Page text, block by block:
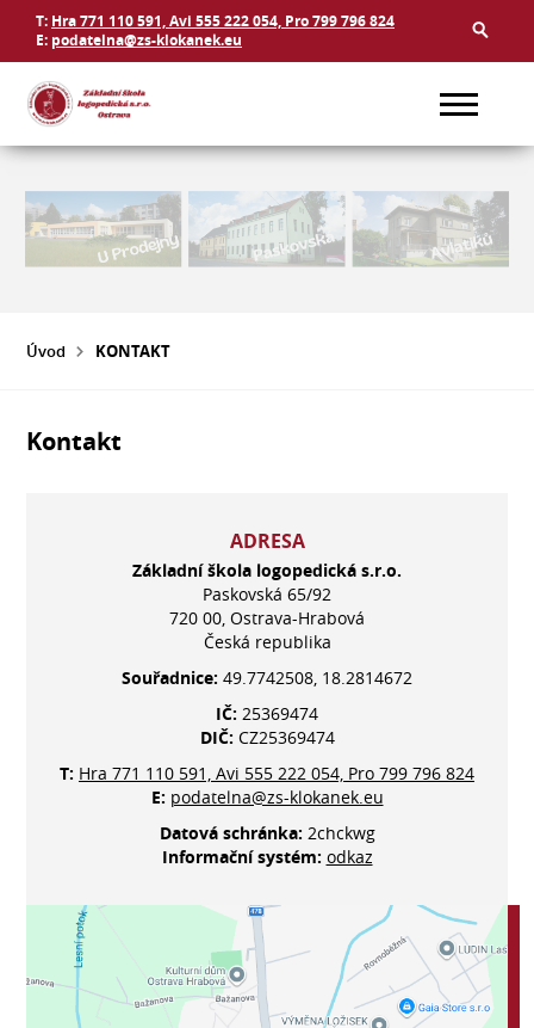
T: Hra 771 110 591, Avi 555 222 054, Pro 799 796 824
E: podatelna@zs-klokanek.eu
Úvod KONTAKT
Kontakt
ADRESA
Základní škola logopedická s.r.o.
Paskovská 65/92
720 00, Ostrava-Hrabová
Česká republika
Souřadnice: 49.7742508, 18.2814672
IČ: 25369474
DIČ: CZ25369474
T: Hra 771 110 591, Avi 555 222 054, Pro 799 796 824
E: podatelna@zs-klokanek.eu
Datová schránka: 2chckwg
Informační systém: odkaz